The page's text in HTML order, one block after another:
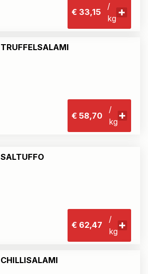
€ 33,15
/
kg
TRUFFELSALAMI
€ 58,70
/
kg
SALTUFFO
€ 62,47
/
kg
CHILLISALAMI